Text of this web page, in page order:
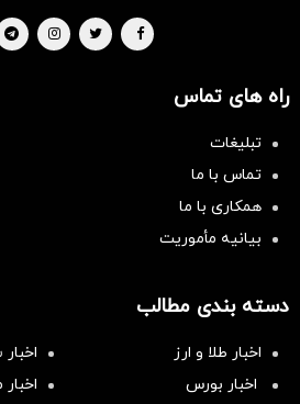
راه های تماس
تبلیغات
تماس با ما
همکاری با ما
بیانیه مأموریت
دسته بندی مطالب
اخبار طلا و ارز
اخبار بورس